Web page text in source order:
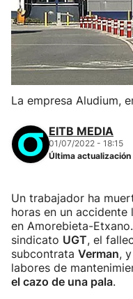
La empresa Aludium,
EITB MEDIA
01/07/2022 - 18:15
Última actualización
Un trabajador ha
horas en un
en Amorebieta-
sindicato UGT, el
subcontrata Verman,
labores de
el cazo de una pala.